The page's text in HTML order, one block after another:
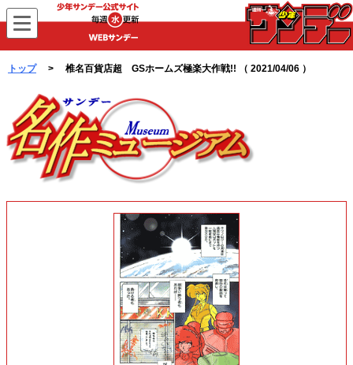
WEBサンデー
トップ> 椎名百貨店超 GSホームズ極楽大作戦!! （ 2021/04/06 ）